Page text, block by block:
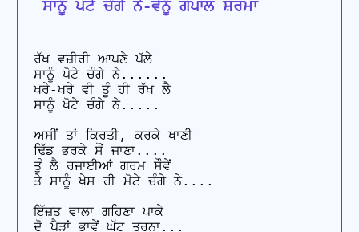
ਸਾਨੂੰ ਪੋਟੇ ਚੰਗੇ ਨੇ-ਵੇਨੂੰ ਗੋਪਾਲ ਸ਼ਰਮਾ
ਰੱਖ ਵਜ਼ੀਰੀ ਆਪਣੇ ਪੱਲੇ
ਸਾਨੂੰ ਪੋਟੇ ਚੰਗੇ ਨੇ......
ਖਰੇ-ਖਰੇ ਵੀ ਤੂੰ ਹੀ ਰੱਖ ਲੈ
ਸਾਨੂੰ ਖੋਟੇ ਚੰਗੇ ਨੇ.....
ਅਸੀਂ ਤਾਂ ਕਿਰਤੀ, ਕਰਕੇ ਖਾਣੀ
ਢਿੱਡ ਭਰਕੇ ਸੌਂ ਜਾਣਾ....
ਤੂੰ ਲੈ ਰਜਾਈਆਂ ਗਰਮ ਸੌਵੇਂ
ਤੇ ਸਾਨੂੰ ਖੇਸ ਹੀ ਮੋਟੇ ਚੰਗੇ ਨੇ..‌‌..
ਇੱਜ਼ਤ ਵਾਲਾ ਗਹਿਣਾ ਪਾਕੇ
ਦੋ ਪੈੜਾਂ ਭਾਵੇਂ ਘੱਟ ਤੁਰਨਾ...